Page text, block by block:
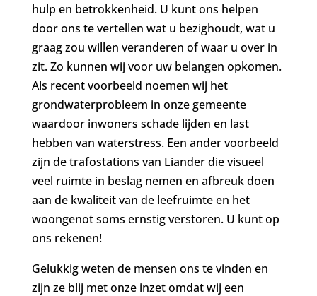
hulp en betrokkenheid. U kunt ons helpen
door ons te vertellen wat u bezighoudt, wat u
graag zou willen veranderen of waar u over in
zit. Zo kunnen wij voor uw belangen opkomen.
Als recent voorbeeld noemen wij het
grondwaterprobleem in onze gemeente
waardoor inwoners schade lijden en last
hebben van waterstress. Een ander voorbeeld
zijn de trafostations van Liander die visueel
veel ruimte in beslag nemen en afbreuk doen
aan de kwaliteit van de leefruimte en het
woongenot soms ernstig verstoren. U kunt op
ons rekenen!
Gelukkig weten de mensen ons te vinden en
zijn ze blij met onze inzet omdat wij een